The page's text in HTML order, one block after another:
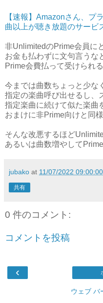
【速報】Amazonさん、プ
曲以上が聴き放題のサービ
非UnlimitedのPrime会員に
お金も払わずに文句言うな
Prime会費払って受けられ
今までは曲数ちょっと少な
指定の楽曲呼び出せるし、
指定楽曲に続けて似た楽曲
おまけに非Prime向けと同
そんな改悪するほど
あるいは曲数増やして
jubako at 11/07/2022
共有
0 件のコメント:
コメントを投稿
‹
ウェブ バ